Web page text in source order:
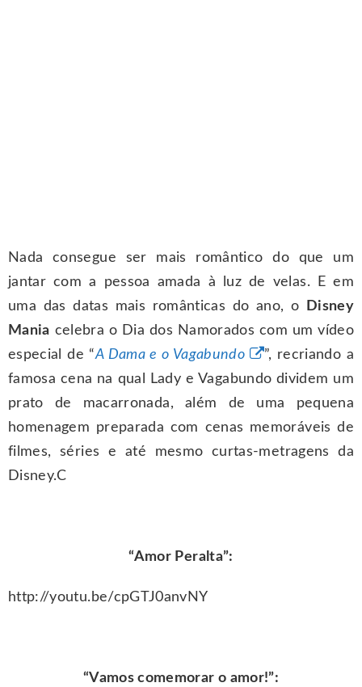
Nada consegue ser mais romântico do que um
jantar com a pessoa amada à luz de velas. E em
uma das datas mais românticas do ano, o
Disney
Mania celebra o Dia dos Namorados com um vídeo
especial de “A Dama e o Vagabundo
”, recriando a
famosa cena na qual Lady e Vagabundo dividem um
prato de macarronada, além de uma pequena
homenagem preparada com cenas memoráveis de
filmes, séries e até mesmo curtas-metragens da
Disney.C
“Amor Peralta”:
http://youtu.be/cpGTJ0anvNY
“Vamos comemorar o amor!”: